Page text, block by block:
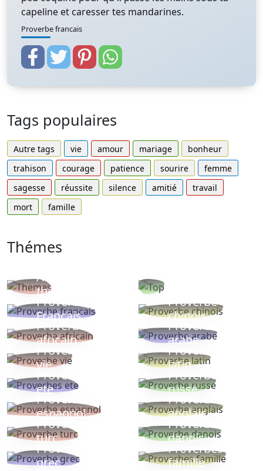
capeline et caresser tes mandarines.
Proverbe francais
Tags populaires
Autre tags vie amour mariage
bonheur
trahison
courage patience sourire
femme
sagesse
réussite silence amitié
travail
mort
famille
Thémes
Autres
thèmes
Proverbe
Français
Proverbe
chinois
Proverbe
africain
Proverbe
arabe
Proverbe
vie
Proverbe
latin
Proverbes
ete
Proverbe
russe
Proverbe
espagnol
Proverbe
anglais
Proverbe
turc
Proverbe
danois
Proverbe
grec
Proverbes
famille